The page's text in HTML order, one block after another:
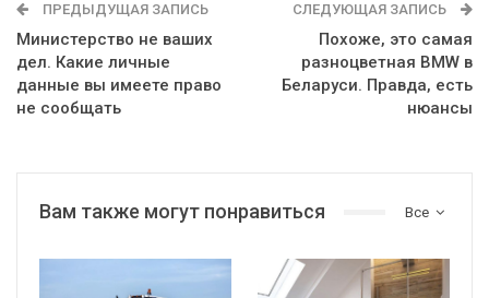
ПРЕДЫДУЩАЯ ЗАПИСЬ
Министерство не ваших
дел. Какие личные
данные вы имеете право
не сообщать
СЛЕДУЮЩАЯ ЗАПИСЬ
Похоже, это самая
разноцветная BMW в
Беларуси. Правда, есть
нюансы
Все
Вам также могут понравиться